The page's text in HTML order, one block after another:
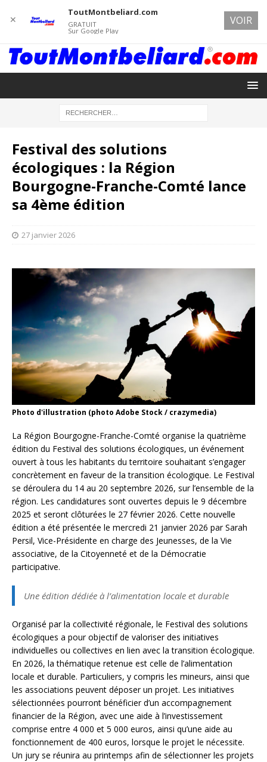
Festival des solutions
écologiques : la Région
Bourgogne-Franche-Comté lance
sa 4ème édition
27 janvier 2026
Photo d'illustration (photo Adobe Stock / crazymedia)
La Région Bourgogne-Franche-Comté organise la quatrième
édition du Festival des solutions écologiques, un événement
ouvert à tous les habitants du territoire souhaitant s’engager
concrètement en faveur de la transition écologique. Le Festival
se déroulera du 14 au 20 septembre 2026, sur l’ensemble de la
région. Les candidatures sont ouvertes depuis le 9 décembre
2025 et seront clôturées le 27 février 2026. Cette nouvelle
édition a été présentée le mercredi 21 janvier 2026 par Sarah
Persil, Vice-Présidente en charge des Jeunesses, de la Vie
associative, de la Citoyenneté et de la Démocratie
participative.
Une édition dédiée à l’alimentation locale et durable
Organisé par la collectivité régionale, le Festival des solutions
écologiques a pour objectif de valoriser des initiatives
individuelles ou collectives en lien avec la transition écologique.
En 2026, la thématique retenue est celle de l’alimentation
locale et durable. Particuliers, y compris les mineurs, ainsi que
les associations peuvent déposer un projet. Les initiatives
sélectionnées pourront bénéficier d’un accompagnement
financier de la Région, avec une aide à l’investissement
comprise entre 4 000 et 5 000 euros, ainsi qu’une aide au
fonctionnement de 400 euros, lorsque le projet le nécessite.
Un jury se réunira au printemps afin de sélectionner les projets
✕
ToutMontbeliard.com
GRATUIT
Sur Google Play
VOIR